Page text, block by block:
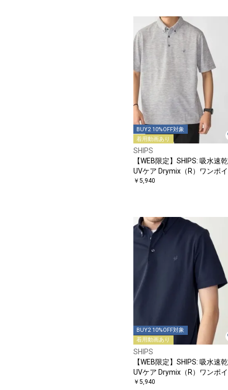
BUY2 10%OFF対象
着用動画あり
SHIPS
【WEB限定】SHIPS: 吸水速
UVケア Drymix（R）ワンポ
トロゴ ボタンダウン ポロシ
￥5,940
BUY2 10%OFF対象
着用動画あり
SHIPS
【WEB限定】SHIPS: 吸水速
UVケア Drymix（R）ワンポ
トロゴ ボタンダウン ポロシ
￥5,940